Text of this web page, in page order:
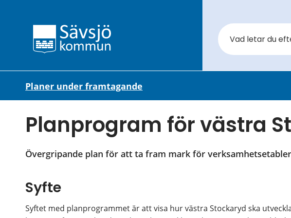
Planer under framtagande
Planprogram för västra
Övergripande plan för att ta fram mark för
Syfte
Syftet med planprogrammet är att visa hur västra Stockaryd ska